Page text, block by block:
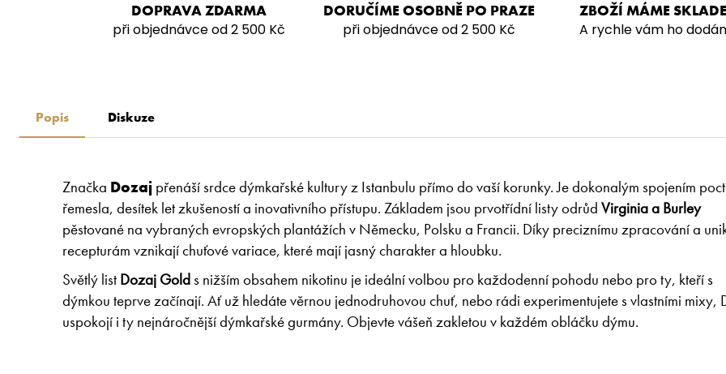
DOPRAVA ZDARMA
při objednávce od 2 500 Kč
DORUČÍME OSOBNĚ PO PRAZE
při objednávce od 2 500 Kč
ZBOŽÍ MÁME
A rychle vám ho
Popis Diskuze
Značka Dozaj přenáší srdce dýmkařské kultury z Istanbulu přímo do vaší korunky. Je dokonalým spojením
řemesla, desítek let zkušeností a inovativního přístupu. Základem jsou prvotřídní listy odrůd Virginia a Burley
pěstované na vybraných evropských plantážích v Německu, Polsku a Francii. Díky preciznímu zpracování a
recepturám vznikají chuťové variace, které mají jasný charakter a hloubku.
Světlý list Dozaj Golds nižším obsahem nikotinu je ideální volbou pro každodenní pohodu nebo pro ty, kteří s
dýmkou teprve začínají. Ať už hledáte věrnou jednodruhovou chuť, nebo rádi experimentujete s vlastními mixy,
uspokojí i ty nejnáročnější dýmkařské gurmány. Objevte vášeň zakletou v každém obláčku dýmu.